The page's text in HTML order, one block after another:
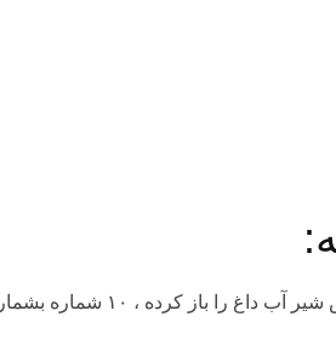
پس از شستن ظرف‏ها همیشه مقداری پودر لباسشویی درون چاهک بریزید، سپس شیر آب داغ را باز